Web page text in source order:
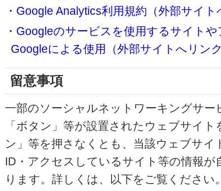
・Google Analytics利用規約（外部サイ
・Googleのサービスを使用するサイト
Googleによる使用（外部サイトへリン
留意事項
一部のソーシャルネットワーキングサー
「ボタン」等が設置されたウェブサイ
ン」等を押さなくとも、当該ウェブサイ
ID・アクセスしているサイト等の情報
ります。詳しくは、以下をご覧ください